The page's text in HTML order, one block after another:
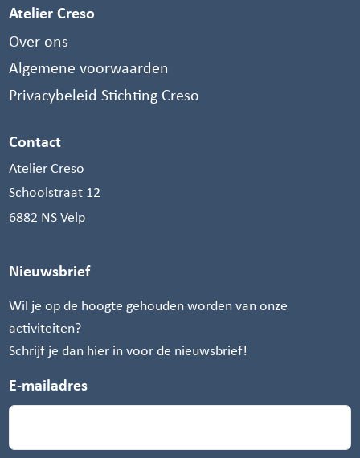
Atelier Creso
Over ons
Algemene voorwaarden
Privacybeleid Stichting Creso
Contact
Atelier Creso
Schoolstraat 12
6882 NS Velp
Nieuwsbrief
Wil je op de hoogte gehouden worden van onze
activiteiten?
Schrijf je dan hier in voor de nieuwsbrief!
E-mailadres